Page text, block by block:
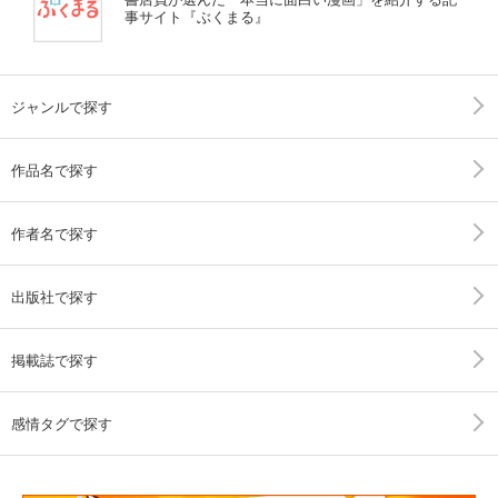
事サイト『ぶくまる』
ジャンルで探す
作品名で探す
作者名で探す
出版社で探す
掲載誌で探す
感情タグで探す